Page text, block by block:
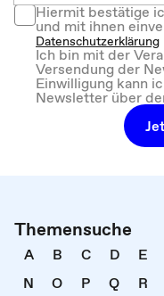
Hiermit bestätige
und mit ihnen
Datenschutzerklärung
Ich bin mit der
Versendung der
Einwilligung kann
Newsletter über
Themensuche
A B C D E
N
O P Q R